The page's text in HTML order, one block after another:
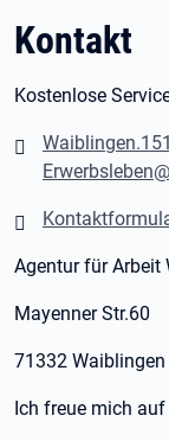
Kontakt
Kostenlose
Agentur für
Mayenner Str.60
71332 Waiblingen
Ich freue mich auf